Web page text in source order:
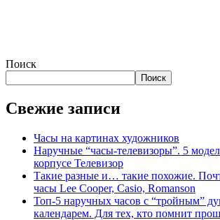
Поиск
Поиск
Свежие записи
Часы на картинах художников
Наручные “часы-телевизоры”. 5
корпусе Телевизор
Такие разные и… такие похожие.
часы Lee Cooper, Casio, Romanson
Топ-5 наручных часов с “тройным”
календарем. Для тех, кто помнит